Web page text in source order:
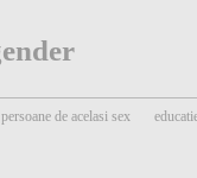
de acelasi sex